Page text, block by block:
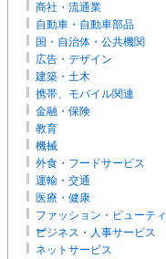
商社・流通業
自動車・自動車部品
国・自治体・公共機関
広告・デザイン
建築・土木
携帯、モバイル関連
金融・保険
教育
機械
外食・フードサービス
運輸・交通
医療・健康
ファッション・ビューティ
ー
ビジネス・人事サービス
ネットサービス